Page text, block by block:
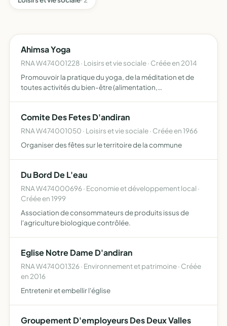
Ahimsa Yoga
RNA W474001228 · Loisirs et vie sociale · Créée en 2014
Promouvoir la pratique du yoga, de la méditation et de
toutes activités du bien-être (alimentation,
Comite Des Fetes D'andiran
RNA W474001050 · Loisirs et vie sociale · Créée en 1966
Organiser des fêtes sur le territoire de la commune
Du Bord De L'eau
RNA W474000696 · Economie et développement local ·
Créée en 1999
Association de consommateurs de produits issus de
l'agriculture biologique contrôlée.
Eglise Notre Dame D'andiran
RNA W474001326 · Environnement et patrimoine · Créée
en 2016
Entretenir et embellir l'église
Groupement D'employeurs Des Deux Valles